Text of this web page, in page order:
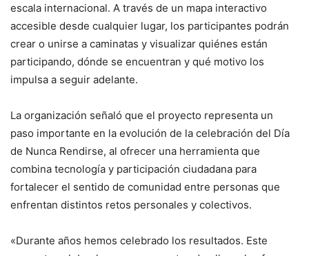
escala internacional. A través de un mapa interactivo
accesible desde cualquier lugar, los participantes podrán
crear o unirse a caminatas y visualizar quiénes están
participando, dónde se encuentran y qué motivo los
impulsa a seguir adelante.
La organización señaló que el proyecto representa un
paso importante en la evolución de la celebración del Día
de Nunca Rendirse, al ofrecer una herramienta que
combina tecnología y participación ciudadana para
fortalecer el sentido de comunidad entre personas que
enfrentan distintos retos personales y colectivos.
«Durante años hemos celebrado los resultados. Este